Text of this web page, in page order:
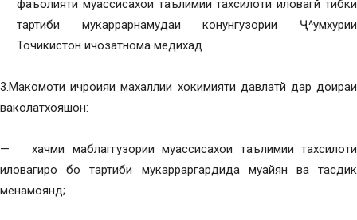
фаъолияти муассисахои таълимии тахсилоти иловагй тибки
тартиби мукаррарнамудаи конунгузории Ҷ^умхурии
Точикистон ичозатнома медихад.
3.Макомоти ичроияи махаллии хокимияти давлатй дар доираи
ваколатхояшон:
— хачми маблаггузории муассисахои таълимии тахсилоти
иловагиро бо тартиби мукарраргардида муайян ва тасдик
менамоянд;